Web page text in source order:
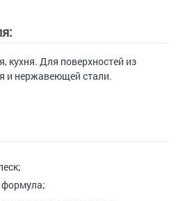
кухня. Для поверхностей из
и нержавеющей стали.
формула;